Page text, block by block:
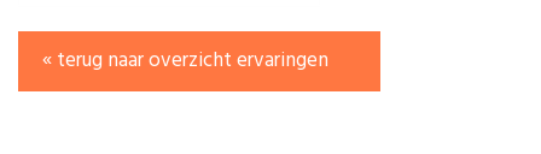
« terug naar overzicht ervaringen